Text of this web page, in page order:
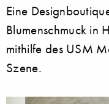
Eine
Blumenschmuck in
mithilfe des USM
Szene.